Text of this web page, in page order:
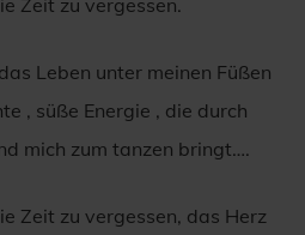
Zeit zu vergessen.
Leben unter meinen Füßen
, süße Energie , die durch
mich zum tanzen bringt….
Zeit zu vergessen, das Herz